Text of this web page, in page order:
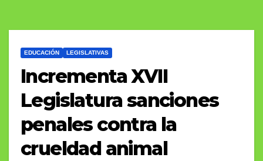
EDUCACIÓN LEGISLATIVAS
Incrementa XVII
Legislatura sanciones
penales contra la
crueldad animal